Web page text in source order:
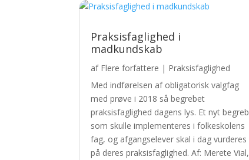
Praksisfaglighed i
madkundskab
af Flere forfattere | Praksisfaglighed
Med indførelsen af obligatorisk valgfag
med prøve i 2018 så begrebet
praksisfaglighed dagens lys. Et nyt begreb
som skulle implementeres i folkeskolens
fag, og afgangselever skal i dag vurderes
på deres praksisfaglighed. Af: Merete Vial,